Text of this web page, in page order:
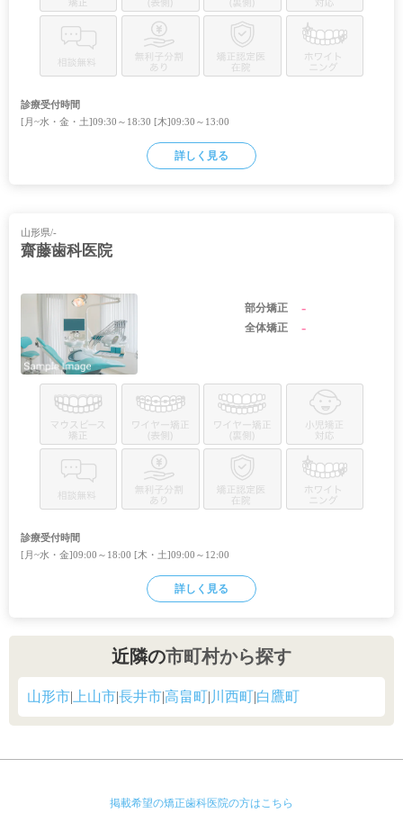
診療受付時間
[月~水・金・土]09:30～18:30 [木]09:30～13:00
詳しく見る
山形県/-
齋藤歯科医院
部分矯正 -
全体矯正 -
診療受付時間
[月~水・金]09:00～18:00 [木・土]09:00～12:00
詳しく見る
近隣の市町村から探す
山形市| 上山市|長井市|高畠町| 川西町|白鷹町
掲載希望の矯正歯科医院の方はこちら